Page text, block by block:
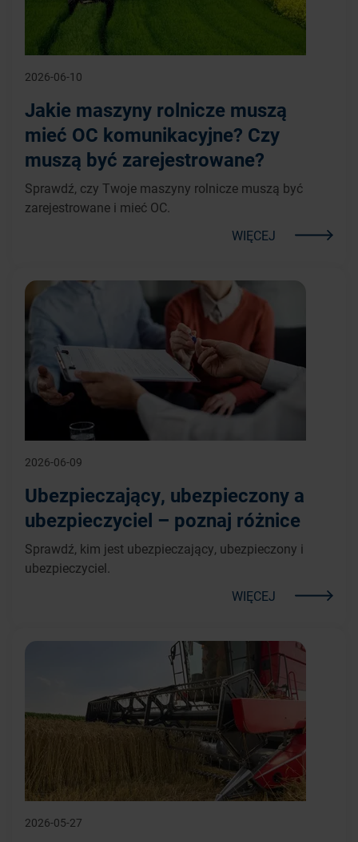
2026-06-10
Jakie maszyny rolnicze muszą
mieć OC komunikacyjne? Czy
muszą być zarejestrowane?
Sprawdź, czy Twoje maszyny rolnicze muszą być
zarejestrowane i mieć OC.
WIĘCEJ
2026-06-09
Ubezpieczający, ubezpieczony a
ubezpieczyciel – poznaj różnice
Sprawdź, kim jest ubezpieczający, ubezpieczony i
ubezpieczyciel.
WIĘCEJ
2026-05-27